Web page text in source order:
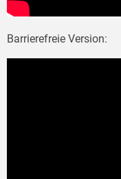
Barrierefreie Version: